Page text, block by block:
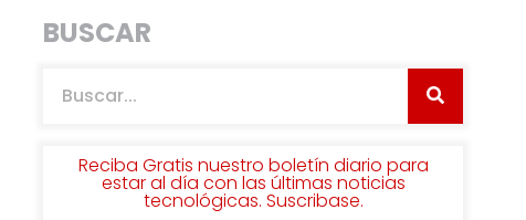
BUSCAR
Reciba Gratis nuestro boletín diario para
estar al día con las últimas noticias
tecnológicas. Suscribase.